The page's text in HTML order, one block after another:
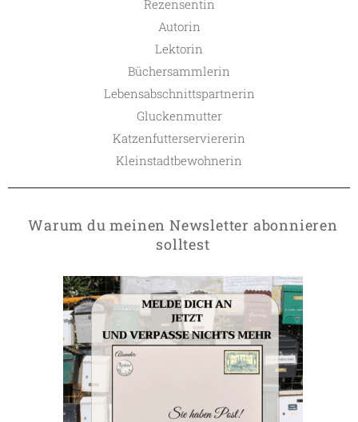
Rezensentin
Autorin
Lektorin
Büchersammlerin
Lebensabschnittspartnerin
Gluckenmutter
Katzenfutterserviererin
Kleinstadtbewohnerin
Warum du meinen Newsletter abonnieren
solltest